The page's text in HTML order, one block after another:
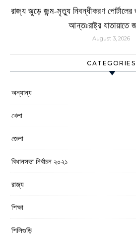
রাজ্য জুড়ে জন্ম-মৃত্যু নিবন্ধীকরণ
আন্তঃরাষ্ট্র যাতায়াতে
August 3, 2026
CATEGORIES
অন্যান্য
খেলা
জেলা
বিধানসভা নির্বাচন ২০২১
রাজ্য
শিক্ষা
শিলিগুড়ি